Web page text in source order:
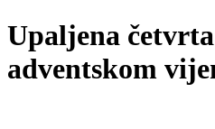
Upaljena
adventskom